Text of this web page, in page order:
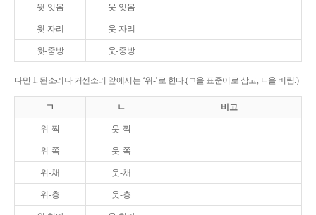
윗-잇몸 웃-잇몸
윗-자리 웃-자리
윗-중방 웃-중방
다만 1. 된소리나 거센소리 앞에서는 ‘위-’로 한다.(ㄱ을 표준어로 삼고, ㄴ을 버림.)
ㄱ ㄴ 비고
위-짝 웃-짝
위-쪽 웃-쪽
위-채 웃-채
위-층 웃-층